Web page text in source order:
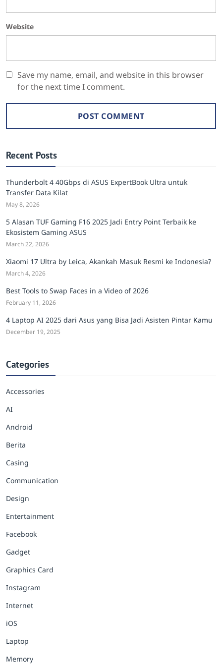
Website
Save my name, email, and website in this browser
for the next time I comment.
Recent Posts
Thunderbolt 4 40Gbps di ASUS ExpertBook Ultra untuk
Transfer Data Kilat
May 8, 2026
5 Alasan TUF Gaming F16 2025 Jadi Entry Point Terbaik ke
Ekosistem Gaming ASUS
March 22, 2026
Xiaomi 17 Ultra by Leica, Akankah Masuk Resmi ke Indonesia?
March 4, 2026
Best Tools to Swap Faces in a Video of 2026
February 11, 2026
4 Laptop AI 2025 dari Asus yang Bisa Jadi Asisten Pintar Kamu
December 19, 2025
Categories
Accessories
AI
Android
Berita
Casing
Communication
Design
Entertainment
Facebook
Gadget
Graphics Card
Instagram
Internet
iOS
Laptop
Memory